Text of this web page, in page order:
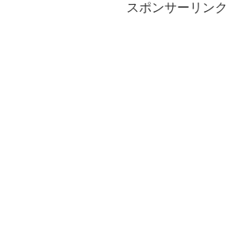
スポンサーリンク